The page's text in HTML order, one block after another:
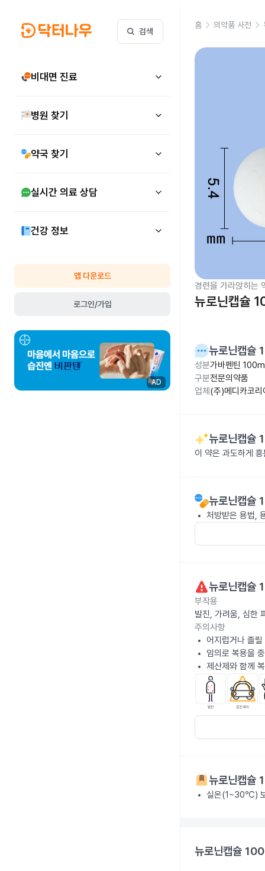
검색
비대면 진료
병원 찾기
약국 찾기
실시간 의료 상담
건강 정보
앱 다운로드
로그인/가입
AD
홈 의약품 사전
경련을 가라앉히는
뉴로닌캡슐
뉴로닌캡슐
성분가바펜틴
구분전문의약품
업체 (주)메디카코리
뉴로닌캡슐
이 약은 과도하게
뉴로닌캡슐
처방받은 용법,
뉴로닌캡슐
부작용
발진, 가려움, 심한
주의사항
어지럽거나 졸
임의로 복용을
제산제와 함께
뉴로닌캡슐
실온(1~30℃)
뉴로닌캡슐